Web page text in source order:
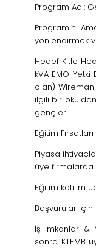
Program Adı:
Programın
yönlendirmek
Hedef Kitle
kVA EMO
olan) Wireman
ilgili bir
gençler.
Eğitim
Piyasa
üye firmalarda
Eğitim katılım
Başvurular İçin
İş İmkanları
sonra KTEMB